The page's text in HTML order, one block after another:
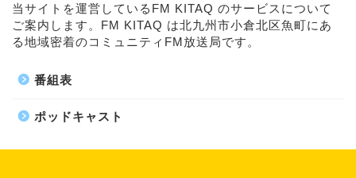
当サイトを運営しているFM KITAQ のサービスについて
ご案内します。FM KITAQ は北九州市小倉北区魚町にあ
る地域密着のコミュニティFM放送局です。
番組表
ポッドキャスト